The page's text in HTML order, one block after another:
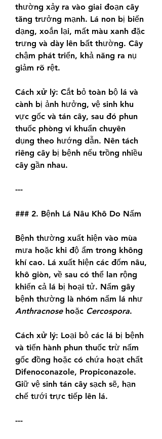
thường xảy ra vào giai đoạn cây
tăng trưởng mạnh. Lá non bị biến
dạng, xoắn lại, mất màu xanh đặc
trưng và dày lên bất thường. Cây
chậm phát triển, khả năng ra nụ
giảm rõ rệt.
Cách xử lý: Cắt bỏ toàn bộ lá và
cành bị ảnh hưởng, vệ sinh khu
vực gốc và tán cây, sau đó phun
thuốc phòng vi khuẩn chuyên
dụng theo hướng dẫn. Nên tách
riêng cây bị bệnh nếu trồng nhiều
cây gần nhau.
---
### 2. Bệnh Lá Nâu Khô Do Nấm
Bệnh thường xuất hiện vào mùa
mưa hoặc khi độ ẩm trong không
khí cao. Lá xuất hiện các đốm nâu,
khô giòn, về sau có thể lan rộng
khiến cả lá bị hoại tử. Nấm gây
Anthracnose hoặc Cercospora.
Cách xử lý: Loại bỏ các lá bị bệnh
và tiến hành phun thuốc trừ nấm
gốc đồng hoặc có chứa hoạt chất
Difenoconazole, Propiconazole.
Giữ vệ sinh tán cây sạch sẽ, hạn
chế tưới trực tiếp lên lá.
---